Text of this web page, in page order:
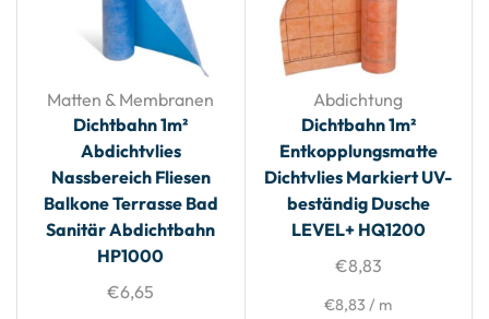
Matten & Membranen
Dichtbahn 1m²
Abdichtvlies
Nassbereich Fliesen
Balkone Terrasse Bad
Sanitär Abdichtbahn
HP1000
€6,65
Abdichtung
Dichtbahn 1m²
Entkopplungsmatte
Dichtvlies Markiert UV-
beständig Dusche
LEVEL+ HQ1200
€8,83
€8,83 / m